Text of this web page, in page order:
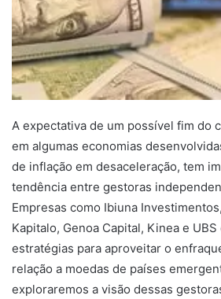
A expectativa de um possível fim do
em algumas economias
de inflação em desaceleração, tem
tendência entre gestoras
Empresas como Ibiuna
Kapitalo, Genoa Capital, Kinea e
estratégias para aproveitar o
relação a moedas de países
exploraremos a visão dessas